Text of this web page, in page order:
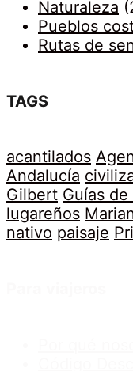
Naturaleza
Pueblos
Rutas de
TAGS
acantilados
Andalucía
Gilbert Guías
lugareños
nativo paisaje